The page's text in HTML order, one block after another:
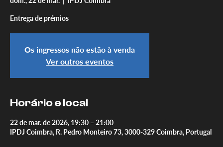
Entrega de prémios
Os ingressos não estão à venda
Ver outros eventos
Horário e local
22 de mar. de 2026, 19:30 – 21:00
IPDJ Coimbra, R. Pedro Monteiro 73, 3000-329 Coimbra, Portugal